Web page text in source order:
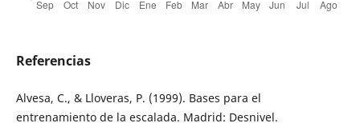
Referencias
Alvesa, C., & Lloveras, P. (1999). Bases para el
entrenamiento de la escalada. Madrid: Desnivel.